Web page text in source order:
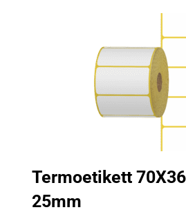
Termoetikett
25mm